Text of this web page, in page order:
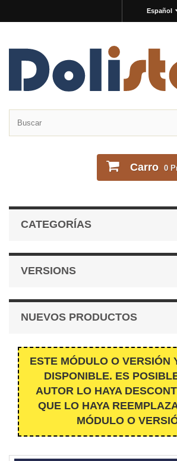
Español
Carro 0
CATEGORÍAS
VERSIONS
NUEVOS PRODUCTOS
ESTE MÓDULO O VERSIÓN
DISPONIBLE. ES
AUTOR LO HAYA
QUE LO HAYA
MÓDULO O